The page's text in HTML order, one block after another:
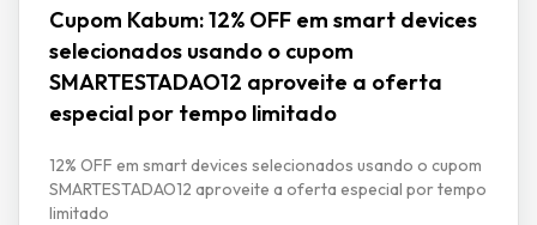
Cupom Kabum: 12% OFF em smart devices
selecionados usando o cupom
SMARTESTADAO12 aproveite a oferta
especial por tempo limitado
12% OFF em smart devices selecionados usando o cupom
SMARTESTADAO12 aproveite a oferta especial por tempo
limitado